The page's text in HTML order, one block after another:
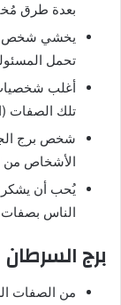
بعدة طرق
يخشي شخص
تحمل
أغلب
تلك الصفات
شخص برج
الأشخاص من
يُحب أن
الناس
برج السرطان
من الصفات